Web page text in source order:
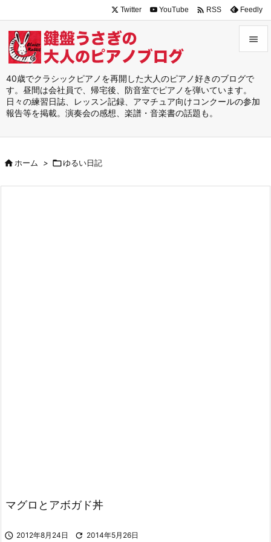
40歳でクラシックピアノを再開した大人のピアノ好きのブログで
す。昼間は会社員で、帰宅後、防音室でピアノを弾いています。
日々の練習日誌、レッスン記録、アマチュア向けコンクールの参加
報告等を掲載。演奏会の感想、楽譜・音楽書の話題も。

メニュ

サイド
前へ

Twitter YouTube  RSS Feedly
ホーム > ゆるい日記
マグロとアボガド丼
 2012年8月24日  2014年5月26日